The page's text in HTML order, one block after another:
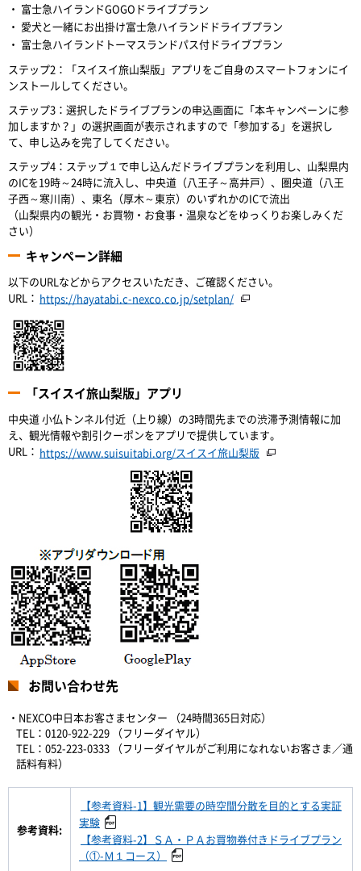
富士急ハイランドGOGOドライブプラン
愛犬と一緒にお出掛け富士急ハイランドドライブプラン
富士急ハイランドトーマスランドパス付ドライブプラン
ステップ2：「スイスイ旅山梨版」アプリをご自身のスマートフォンにイ
ンストールしてください。
ステップ3：選択したドライブプランの申込画面に「本キャンペーンに参
加しますか？」の選択画面が表示されますので「参加する」を選択し
て、申し込みを完了してください。
ステップ4：ステップ１で申し込んだドライブプランを利用し、山梨県内
のICを19時～24時に流入し、中央道（八王子～高井戸）、圏央道（八王
子西～寒川南）、東名（厚木～東京）のいずれかのICで流出
（山梨県内の観光・お買物・お食事・温泉などをゆっくりお楽しみくだ
さい）
キャンペーン詳細
以下のURLなどからアクセスいただき、ご確認ください。
URL： https://hayatabi.c-nexco.co.jp/setplan/
「スイスイ旅山梨版」アプリ
中央道 小仏トンネル付近（上り線）の3時間先までの渋滞予測情報に加
え、観光情報や割引クーポンをアプリで提供しています。
URL： https://www.suisuitabi.org/スイスイ旅山梨版
お問い合わせ先
・NEXCO中日本お客さまセンター （24時間365日対応）
TEL：0120-922-229 （フリーダイヤル）
TEL：052-223-0333 （フリーダイヤルがご利用になれないお客さま／通
話料有料）
参考資料:
【参考資料-1】観光需要の時空間分散を目的とする実証
実験
【参考資料-2】ＳＡ・ＰＡお買物券付きドライブプラン
（①-Ｍ１コース）